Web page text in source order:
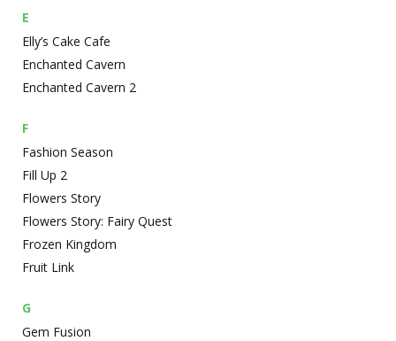
E
Elly’s Cake Cafe
Enchanted Cavern
Enchanted Cavern 2
F
Fashion Season
Fill Up 2
Flowers Story
Flowers Story: Fairy Quest
Frozen Kingdom
Fruit Link
G
Gem Fusion